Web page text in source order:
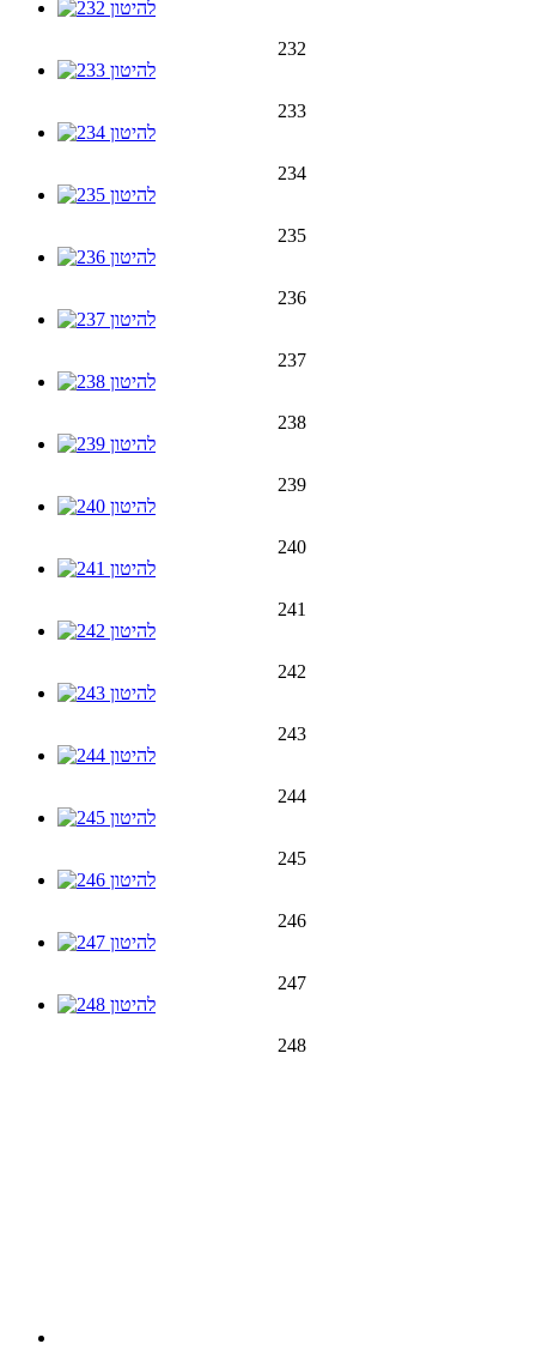
232
233
234
235
236
237
238
239
240
241
242
243
244
245
246
247
248